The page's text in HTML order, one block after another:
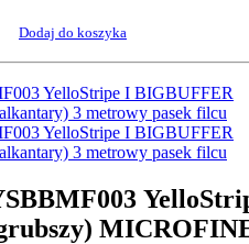
Dodaj do koszyka